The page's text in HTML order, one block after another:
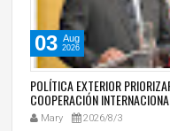
03 Aug
2026
POLÍTICA EXTERIOR
COOPERACIÓN
REGIONAL
Mary 2026/8/3